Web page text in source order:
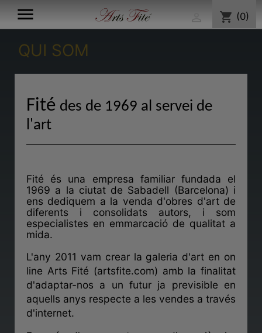
 shopping_cart (0)
QUI SOM
Fité des de 1969 al servei de
l'art
Fité és una empresa familiar fundada el
1969 a la ciutat de Sabadell (Barcelona) i
ens dediquem a la venda d'obres d'art de
diferents i consolidats autors, i som
especialistes en emmarcació de qualitat a
mida.
L'any 2011 vam crear la galeria d'art en on
line Arts Fité (artsfite.com) amb la finalitat
d'adaptar-nos a un futur ja previsible en
aquells anys respecte a les vendes a través
d'internet.